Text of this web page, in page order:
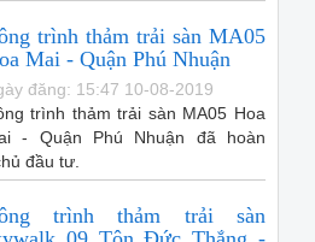
trình thảm trải sàn MA05
Mai - Quận Phú Nhuận
đăng: 15:47 10-08-2019
trình thảm trải sàn MA05 Hoa
- Quận Phú Nhuận đã hoàn
đầu tư.
trình thảm trải sàn